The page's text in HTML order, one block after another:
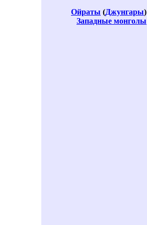
Ойраты (Джунгары)
Западные монголы